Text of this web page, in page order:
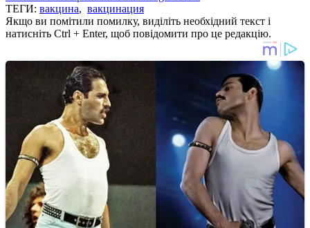
ТЕГИ: вакцина, вакцинация
Якщо ви помітили помилку, виділіть необхідний текст і
натисніть Ctrl + Enter, щоб повідомити про це редакцію.